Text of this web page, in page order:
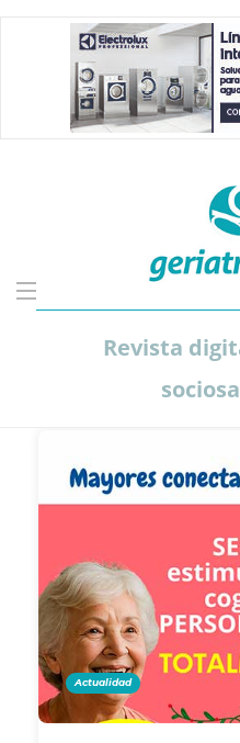
Revista
Actualidad